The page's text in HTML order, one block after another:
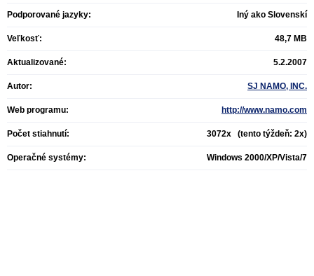
Podporované jazyky: Iný ako Slovenskí
Veľkosť: 48,7 MB
Aktualizované: 5.2.2007
Autor: SJ NAMO, INC.
Web programu: http://www.namo.com
Počet stiahnutí: 3072x (tento týždeň: 2x)
Operačné systémy: Windows 2000/XP/Vista/7